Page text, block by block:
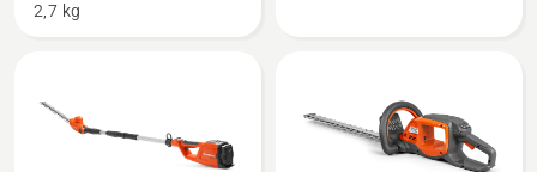
2,7 kg